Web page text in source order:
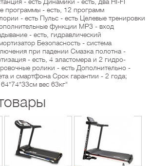
программы - есть, 12 программ
- есть Пульс - есть Целевые тренировки
функции MP3 - вход
- есть, гидравлический
Безопасность - система
при падении Смазка полотна -
- есть, 4 эластомера и 2 гидро-
ролики - есть Дополнительно -
и смартфона Срок гарантии - 2 года;
вес 63кг"